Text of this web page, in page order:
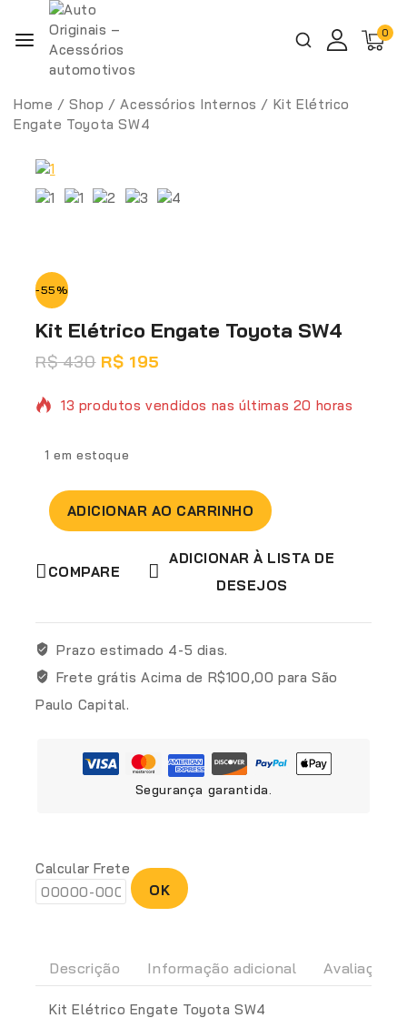
0
Home / Shop / Acessórios Internos / Kit Elétrico
Engate Toyota SW4
-55%
Kit Elétrico Engate Toyota SW4
R$430 R$ 195
13 produtos vendidos nas últimas 20 horas
carrinho
1 em estoque
ADICIONAR AO CARRINHO
COMPARE
ADICIONAR À LISTA DE
DESEJOS
Prazo estimado 4-5 dias.
Frete grátis Acima de R$100,00 para São
Paulo Capital.
Segurança garantida.
Calcular Frete
OK
Descrição Informação adicional
Kit Elétrico Engate Toyota SW4